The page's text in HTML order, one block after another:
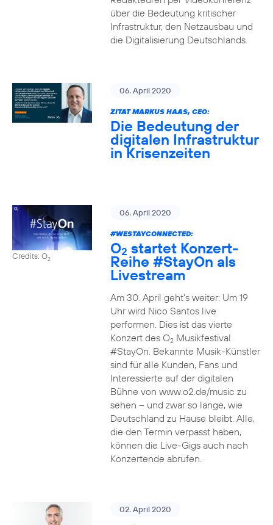
über die Bedeutung kritischer
Infrastruktur, den Netzausbau und
die Digitalisierung Deutschlands.
06. April 2020
ZITAT MARKUS HAAS, CEO:
Die Bedeutung der
digitalen Infrastruktur
in Krisenzeiten
Credits: O2
06. April 2020
#WESTAYCONNECTED:
O2 startet Konzert-
Reihe #StayOn als
Livestream
Am 30. April geht’s weiter: Um 19
Uhr wird Nico Santos live
performen. Dies ist das vierte
Konzert des O2Musikfestival
#StayOn. Bekannte Musik-Künstler
sind für alle Kunden, Fans und
Interessierte auf der digitalen
Bühne von www.o2.de/music zu
sehen – und zwar so lange, wie
Deutschland zu Hause bleibt. Alle,
die den Termin verpasst haben,
können die Live-Gigs auch nach
Konzertende abrufen.
02. April 2020